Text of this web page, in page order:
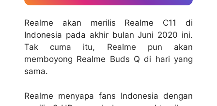
Realme akan merilis Realme C11 di
Indonesia pada akhir bulan Juni 2020 ini.
Tak cuma itu, Realme pun akan
memboyong Realme Buds Q di hari yang
sama.
Realme menyapa fans Indonesia dengan